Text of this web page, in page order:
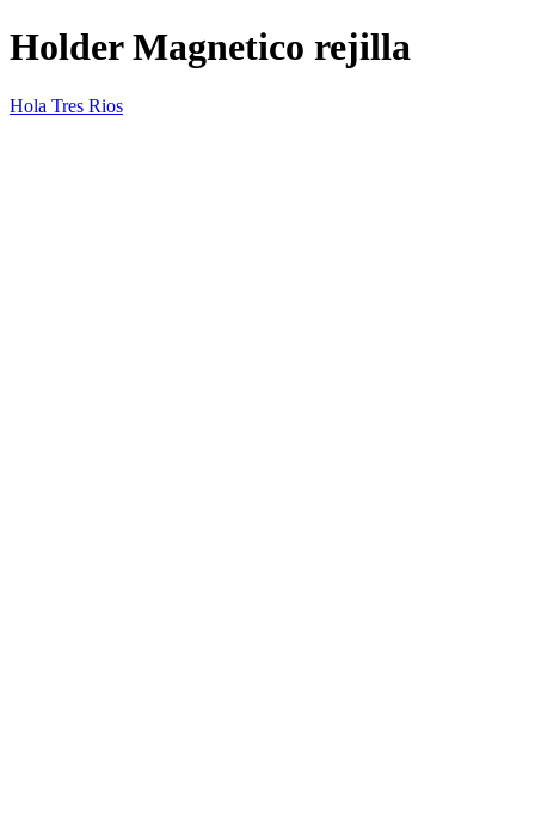
Holder Magnetico rejilla
Hola Tres Rios